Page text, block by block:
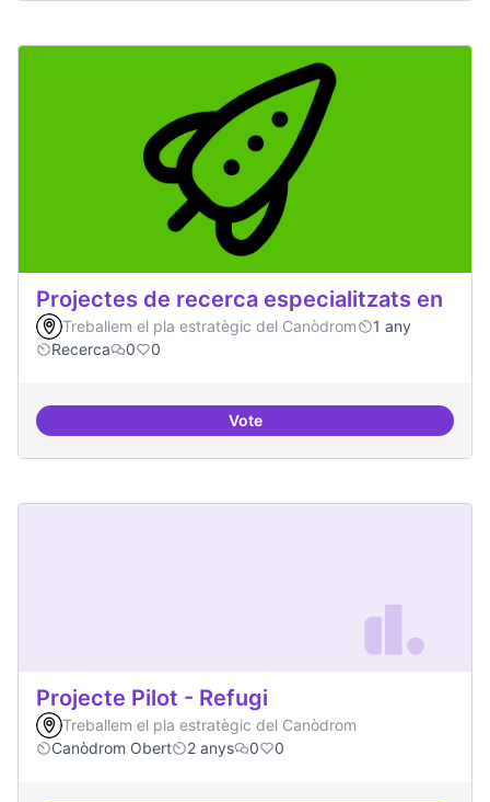
Projectes de recerca especialitzats en
Treballem el pla estratègic del Canòdrom
1 any
Recerca
0 0
VoteProjectes de recerca
Projecte Pilot - Refugi
Treballem el pla estratègic del Canòdrom
Canòdrom Obert
2 anys 0 0